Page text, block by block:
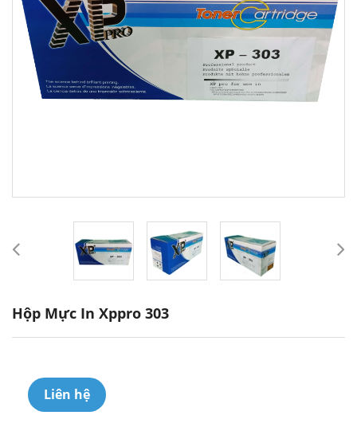
Hộp Mực In Xppro 303
Liên hệ